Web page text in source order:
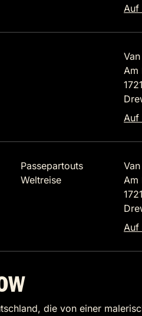
Auf
Am
Auf
Passepartouts
Weltreise
Am
Auf
die von einer